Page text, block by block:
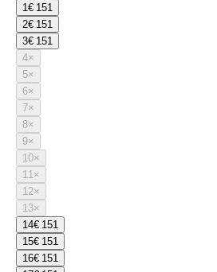
1€ 151
2€ 151
3€ 151
4×
5×
6×
7×
8×
9×
10×
11×
12×
13×
14€ 151
15€ 151
16€ 151